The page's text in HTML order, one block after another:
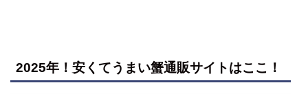
2025年！安くてうまい蟹通販サイトはここ！